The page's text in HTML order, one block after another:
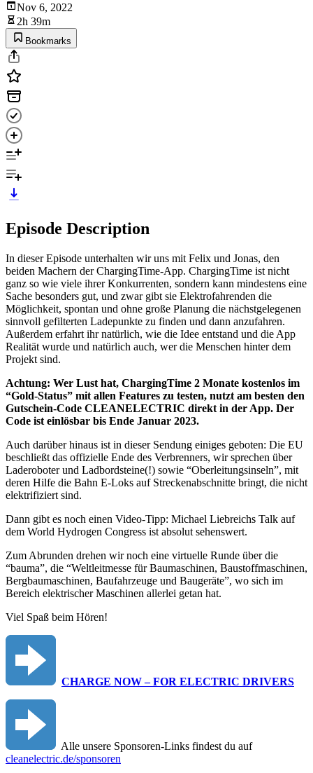
Nov 6, 2022
2h 39m
Bookmarks
Episode Description
In dieser Episode unterhalten wir uns mit Felix und Jonas, den
beiden Machern der ChargingTime-App. ChargingTime ist nicht
ganz so wie viele ihrer Konkurrenten, sondern kann mindestens eine
Sache besonders gut, und zwar gibt sie Elektrofahrenden die
Möglichkeit, spontan und ohne große Planung die nächstgelegenen
sinnvoll gefilterten Ladepunkte zu finden und dann anzufahren.
Außerdem erfahrt ihr natürlich, wie die Idee entstand und die App
Realität wurde und natürlich auch, wer die Menschen hinter dem
Projekt sind.
Achtung: Wer Lust hat, ChargingTime 2 Monate kostenlos im
“Gold-Status” mit allen Features zu testen, nutzt am besten den
Gutschein-Code CLEANELECTRIC direkt in der App. Der
Code ist einlösbar bis Ende Januar 2023.
Auch darüber hinaus ist in dieser Sendung einiges geboten: Die EU
beschließt das offizielle Ende des Verbrenners, wir sprechen über
Laderoboter und Ladbordsteine(!) sowie “Oberleitungsinseln”, mit
deren Hilfe die Bahn E-Loks auf Streckenabschnitte bringt, die nicht
elektrifiziert sind.
Dann gibt es noch einen Video-Tipp: Michael Liebreichs Talk auf
dem World Hydrogen Congress ist absolut sehenswert.
Zum Abrunden drehen wir noch eine virtuelle Runde über die
“bauma”, die “Weltleitmesse für Baumaschinen, Baustoffmaschinen,
Bergbaumaschinen, Baufahrzeuge und Baugeräte”, wo sich im
Bereich elektrischer Maschinen allerlei getan hat.
Viel Spaß beim Hören!
CHARGE NOW – FOR ELECTRIC DRIVERS
Alle unsere Sponsoren-Links findest du auf
cleanelectric.de/sponsoren